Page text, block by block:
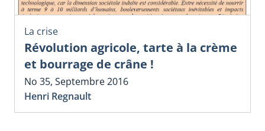
La crise
Révolution agricole, tarte à la crème
et bourrage de crâne !
No 35, Septembre 2016
Henri Regnault